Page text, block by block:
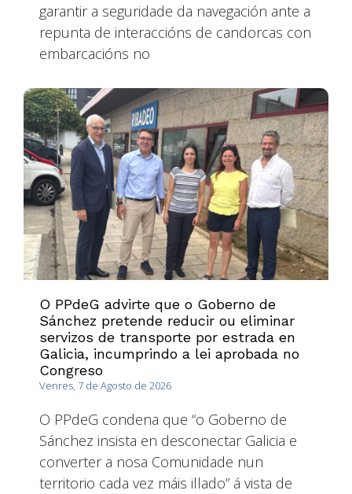
garantir a seguridade da navegación ante a
repunta de interaccións de candorcas con
embarcacións no
O PPdeG advirte que o Goberno de
Sánchez pretende reducir ou eliminar
servizos de transporte por estrada en
Galicia, incumprindo a lei aprobada no
Congreso
Venres, 7 de Agosto de 2026
O PPdeG condena que “o Goberno de
Sánchez insista en desconectar Galicia e
converter a nosa Comunidade nun
territorio cada vez máis illado” á vista de